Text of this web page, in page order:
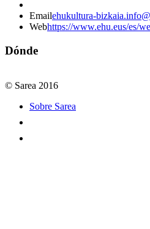
Emailehukultura-
Webhttps://www.ehu.eus/es/
Dónde
© Sarea 2016
Sobre Sarea